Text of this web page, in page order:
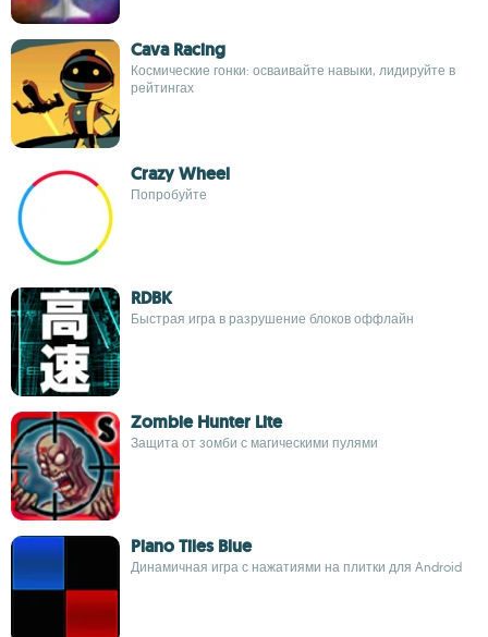
Cava Racing
Космические гонки: осваивайте навыки, лидируйте в
рейтингах
Crazy Wheel
Попробуйте
RDBK
Быстрая игра в разрушение блоков оффлайн
Zombie Hunter Lite
Защита от зомби с магическими пулями
Piano Tiles Blue
Динамичная игра с нажатиями на плитки для Android